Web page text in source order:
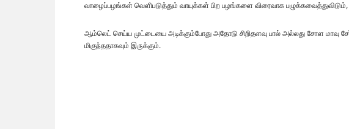
வாழைப்பழங்கள் வெளிபடுத்தும் வாயுக்கள் பிற பழங்களை விரைவாக
ஆம்லெட் செய்ய முட்டையை அடிக்கும்போது அதோடு சிறிதளவு பால் அல்லது சோள மாவு
மிகுந்ததாகவும் இருக்கும்.